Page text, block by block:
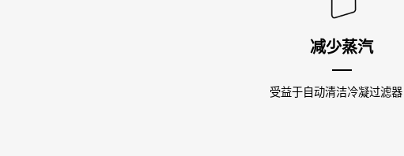
减少蒸汽
受益于自动清洁冷凝过滤器